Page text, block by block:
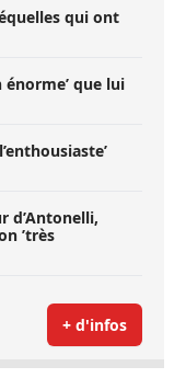
qui ont
énorme’ que lui
d’Antonelli,
’très
+ d'infos